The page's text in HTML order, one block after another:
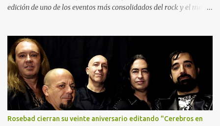
edición de uno de los eventos más consolidados del rock y el metal
nacional en la Calle Chávarri, manteniendo además una de sus
señas de identidad más valoradas por el público: la entrada
gratuita.
Rosebad cierran su veinte aniversario editando "Cerebros en